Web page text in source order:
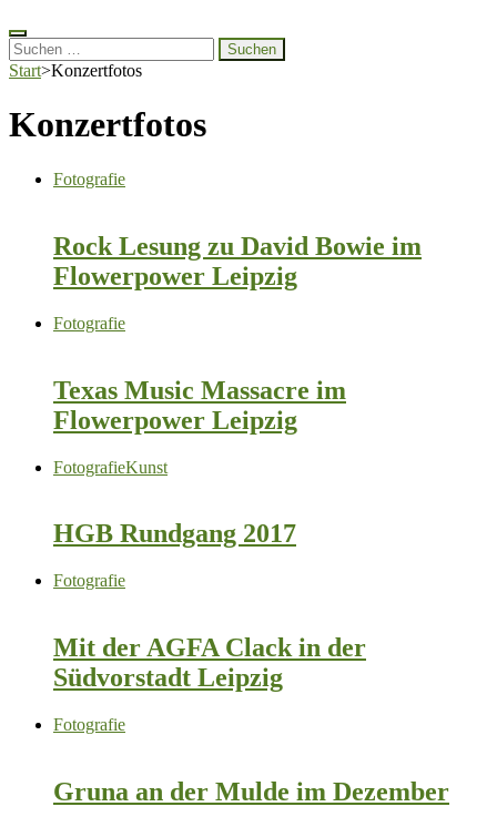
Suchen
nach:
Start>Konzertfotos
Konzertfotos
Fotografie
Rock Lesung zu David Bowie im
Flowerpower Leipzig
Fotografie
Texas Music Massacre im
Flowerpower Leipzig
FotografieKunst
HGB Rundgang 2017
Fotografie
Mit der AGFA Clack in der
Südvorstadt Leipzig
Fotografie
Gruna an der Mulde im Dezember